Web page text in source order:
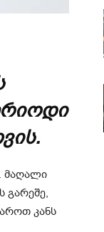
მაღალი
გარეშე,
კანს